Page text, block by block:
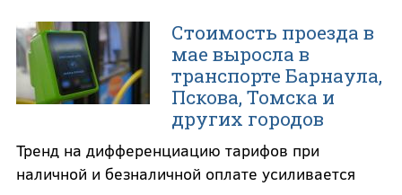
Стоимость проезда в
мае выросла в
транспорте Барнаула,
Пскова, Томска и
других городов
Тренд на дифференциацию тарифов при
наличной и безналичной оплате усиливается